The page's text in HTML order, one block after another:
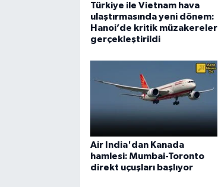
Türkiye ile Vietnam hava
ulaştırmasında yeni dönem:
Hanoi’de kritik müzakereler
gerçekleştirildi
Air India'dan Kanada
hamlesi: Mumbai-Toronto
direkt uçuşları başlıyor